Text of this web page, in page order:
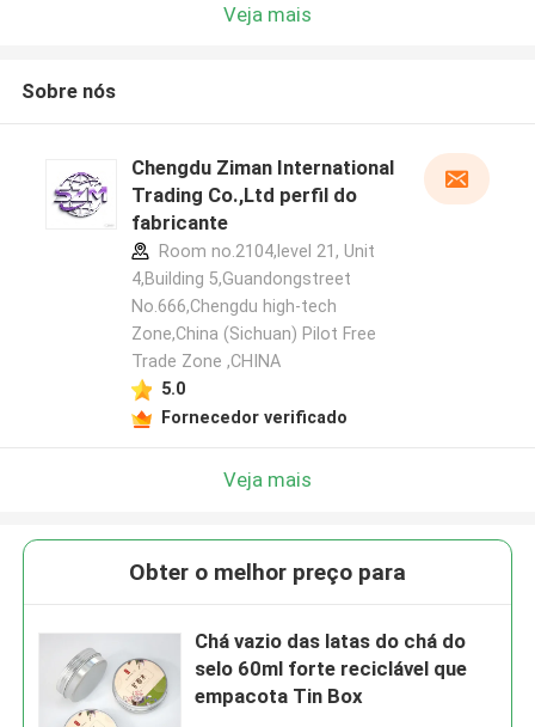
Veja mais
Sobre nós
Chengdu Ziman International
Trading Co.,Ltd perfil do
fabricante
Room no.2104,level 21, Unit
4,Building 5,Guandongstreet
No.666,Chengdu high-tech
Zone,China (Sichuan) Pilot Free
Trade Zone ,CHINA
5.0
Fornecedor verificado
Veja mais
Obter o melhor preço para
Chá vazio das latas do chá do
selo 60ml forte reciclável que
empacota Tin Box